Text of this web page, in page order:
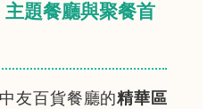
題餐廳與聚餐首
友百貨餐廳的精華區